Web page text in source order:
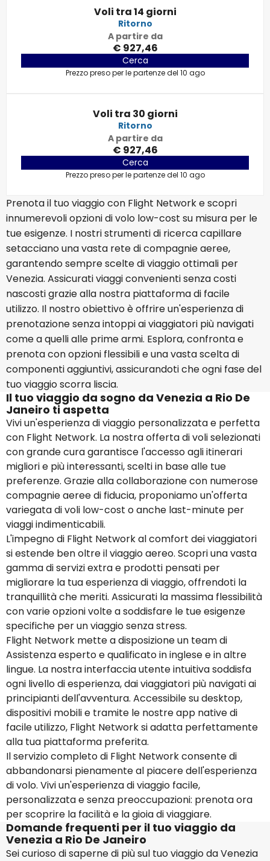
Voli tra 14 giorni
Ritorno
A partire da
€ 927,46
Cerca
Prezzo preso per le partenze del 10 ago
Voli tra 30 giorni
Ritorno
A partire da
€ 927,46
Cerca
Prezzo preso per le partenze del 10 ago
Prenota il tuo viaggio con Flight Network e scopri
innumerevoli opzioni di volo low-cost su misura per le
tue esigenze. I nostri strumenti di ricerca capillare
setacciano una vasta rete di compagnie aeree,
garantendo sempre scelte di viaggio ottimali per
Venezia. Assicurati viaggi convenienti senza costi
nascosti grazie alla nostra piattaforma di facile
utilizzo. Il nostro obiettivo è offrire un'esperienza di
prenotazione senza intoppi ai viaggiatori più navigati
come a quelli alle prime armi. Esplora, confronta e
prenota con opzioni flessibili e una vasta scelta di
componenti aggiuntivi, assicurandoti che ogni fase del
tuo viaggio scorra liscia.
Il tuo viaggio da sogno da Venezia a Rio De
Janeiro ti aspetta
Vivi un'esperienza di viaggio personalizzata e perfetta
con Flight Network. La nostra offerta di voli selezionati
con grande cura garantisce l'accesso agli itinerari
migliori e più interessanti, scelti in base alle tue
preferenze. Grazie alla collaborazione con numerose
compagnie aeree di fiducia, proponiamo un'offerta
variegata di voli low-cost o anche last-minute per
viaggi indimenticabili.
L'impegno di Flight Network al comfort dei viaggiatori
si estende ben oltre il viaggio aereo. Scopri una vasta
gamma di servizi extra e prodotti pensati per
migliorare la tua esperienza di viaggio, offrendoti la
tranquillità che meriti. Assicurati la massima flessibilità
con varie opzioni volte a soddisfare le tue esigenze
specifiche per un viaggio senza stress.
Flight Network mette a disposizione un team di
Assistenza esperto e qualificato in inglese e in altre
lingue. La nostra interfaccia utente intuitiva soddisfa
ogni livello di esperienza, dai viaggiatori più navigati ai
principianti dell'avventura. Accessibile su desktop,
dispositivi mobili e tramite le nostre app native di
facile utilizzo, Flight Network si adatta perfettamente
alla tua piattaforma preferita.
Il servizio completo di Flight Network consente di
abbandonarsi pienamente al piacere dell'esperienza
di volo. Vivi un'esperienza di viaggio facile,
personalizzata e senza preoccupazioni: prenota ora
per scoprire la facilità e la gioia di viaggiare.
Domande frequenti per il tuo viaggio da
Venezia a Rio De Janeiro
Sei curioso di saperne di più sul tuo viaggio da Venezia